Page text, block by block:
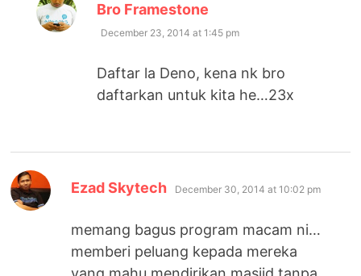
Bro Framestone
December 23, 2014 at 1:45 pm
Daftar la Deno, kena nk bro
daftarkan untuk kita he…23x
Ezad Skytech says:
December 30, 2014 at 10:02 pm
memang bagus program macam ni…
memberi peluang kepada mereka